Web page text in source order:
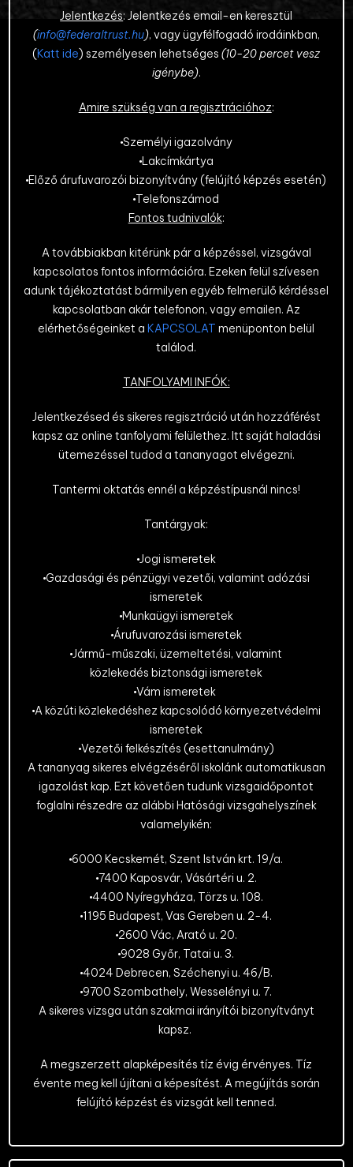
Jelentkezés: Jelentkezés email-en keresztül
(info@federaltrust.hu), vagy ügyfélfogadó irodáinkban,
(Katt ide) személyesen lehetséges(10-20 percet vesz
igénybe).
Amire szükség van a regisztrációhoz:
Személyi igazolvány
Lakcímkártya
Előző árufuvarozói bizonyítvány (felújító képzés esetén)
Telefonszámod
Fontos tudnivalók:
A továbbiakban kitérünk pár a képzéssel, vizsgával
kapcsolatos fontos információra. Ezeken felül szívesen
adunk tájékoztatást bármilyen egyéb felmerülő kérdéssel
kapcsolatban akár telefonon, vagy emailen. Az
elérhetőségeinket aKAPCSOLAT menüponton belül
találod.
TANFOLYAMI INFÓK:
Jelentkezésed és sikeres regisztráció után hozzáférést
kapsz az online tanfolyami felülethez. Itt saját haladási
ütemezéssel tudod a tananyagot elvégezni.
Tantermi oktatás ennél a képzéstípusnál nincs!
Tantárgyak:
Jogi ismeretek
Gazdasági és pénzügyi vezetői, valamint adózási
ismeretek
Munkaügyi ismeretek
Árufuvarozási ismeretek
Jármű-műszaki, üzemeltetési, valamint
közlekedés biztonsági ismeretek
Vám ismeretek
A közúti közlekedéshez kapcsolódó környezetvédelmi
ismeretek
Vezetői felkészítés (esettanulmány)
A tananyag sikeres elvégzéséről iskolánk automatikusan
igazolást kap. Ezt követően tudunk vizsgaidőpontot
foglalni részedre az alábbi Hatósági vizsgahelyszínek
valamelyikén:
6000 Kecskemét, Szent István krt. 19/a.
7400 Kaposvár, Vásártéri u. 2.
4400 Nyíregyháza, Törzs u. 108.
1195 Budapest, Vas Gereben u. 2-4.
2600 Vác, Arató u. 20.
9028 Győr, Tatai u. 3.
4024 Debrecen, Széchenyi u. 46/B.
9700 Szombathely, Wesselényi u. 7.
A sikeres vizsga után szakmai irányítói bizonyítványt
kapsz.
A megszerzett alapképesítés tíz évig érvényes. Tíz
évente meg kell újítani a képesítést. A megújítás során
felújító képzést és vizsgát kell tenned.